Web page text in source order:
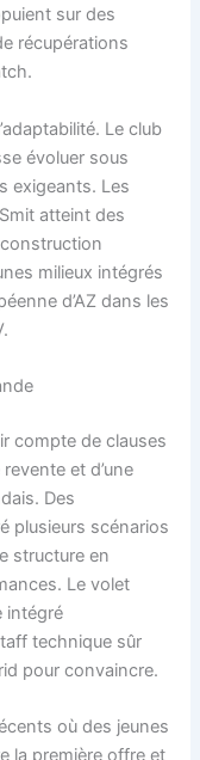
sur des
récupérations
Le club
évoluer sous
exigeants. Les
atteint des
milieux intégrés
d’AZ dans les
compte de clauses
et d’une
Des
plusieurs scénarios
structure en
Le volet
intégré
technique sûr
pour convaincre.
où des jeunes
la première offre et